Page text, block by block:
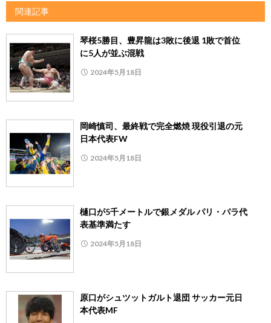
関連記事
琴桜5勝目、豊昇龍は3敗に後退 1敗で首位
に5人が並ぶ混戦
2024年5月18日
岡崎慎司、最終戦で完全燃焼 現役引退の元
日本代表FW
2024年5月18日
樋口が5千メートルで銀メダル パリ・パラ代
表基準満たす
2024年5月18日
原口がシュツットガルト退団 サッカー元日
本代表MF